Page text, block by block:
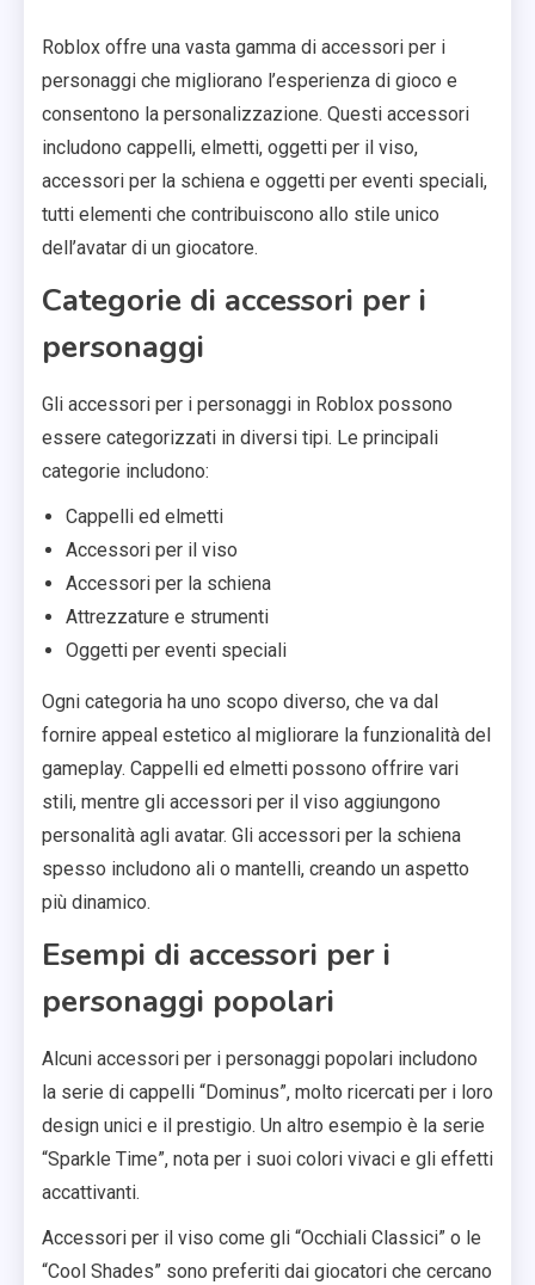
Roblox offre una vasta gamma di accessori per i
personaggi che migliorano l’esperienza di gioco e
consentono la personalizzazione. Questi accessori
includono cappelli, elmetti, oggetti per il viso,
accessori per la schiena e oggetti per eventi speciali,
tutti elementi che contribuiscono allo stile unico
dell’avatar di un giocatore.
Categorie di accessori per i
personaggi
Gli accessori per i personaggi in Roblox possono
essere categorizzati in diversi tipi. Le principali
categorie includono:
Cappelli ed elmetti
Accessori per il viso
Accessori per la schiena
Attrezzature e strumenti
Oggetti per eventi speciali
Ogni categoria ha uno scopo diverso, che va dal
fornire appeal estetico al migliorare la funzionalità del
gameplay. Cappelli ed elmetti possono offrire vari
stili, mentre gli accessori per il viso aggiungono
personalità agli avatar. Gli accessori per la schiena
spesso includono ali o mantelli, creando un aspetto
più dinamico.
Esempi di accessori per i
personaggi popolari
Alcuni accessori per i personaggi popolari includono
la serie di cappelli “Dominus”, molto ricercati per i loro
design unici e il prestigio. Un altro esempio è la serie
“Sparkle Time”, nota per i suoi colori vivaci e gli effetti
accattivanti.
Accessori per il viso come gli “Occhiali Classici” o le
“Cool Shades” sono preferiti dai giocatori che cercano